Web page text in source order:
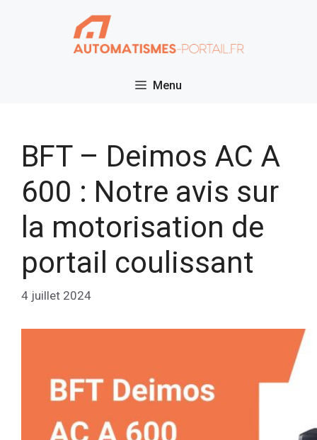
Menu
BFT – Deimos AC A
600 : Notre avis sur
la motorisation de
portail coulissant
4 juillet 2024